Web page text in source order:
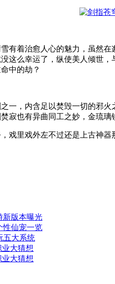
有着治愈人心的魅力，虽然
这么幸运了，纵使美人倾世
中的劫？
一，内含足以焚毁一切的邪
寂也有异曲同工之妙，金琉璃
戏里戏外左不过还是上古神
新版本曝光
性仙宠一览
五大系统
业大猜想
业大猜想